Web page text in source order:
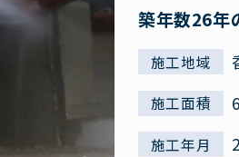
築年数26年
施工地域
施工面積
施工年月